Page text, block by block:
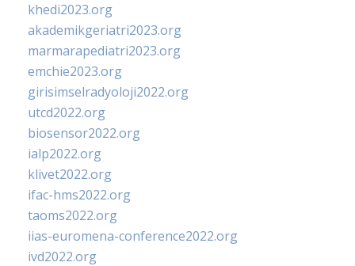
khedi2023.org
akademikgeriatri2023.org
marmarapediatri2023.org
emchie2023.org
girisimselradyoloji2022.org
utcd2022.org
biosensor2022.org
ialp2022.org
klivet2022.org
ifac-hms2022.org
taoms2022.org
iias-euromena-conference2022.org
ivd2022.org